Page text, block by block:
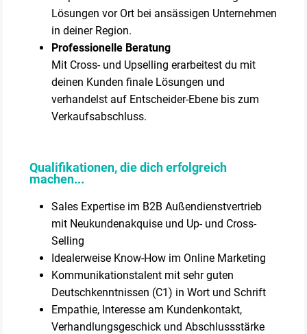
Lösungen vor Ort bei ansässigen Unternehmen
in deiner Region.
Professionelle Beratung
Mit Cross- und Upselling erarbeitest du mit
deinen Kunden finale Lösungen und
verhandelst auf Entscheider-Ebene bis zum
Verkaufsabschluss.
Qualifikationen, die dich erfolgreich
machen...
Sales Expertise im B2B Außendienstvertrieb
mit Neukundenakquise und Up- und Cross-
Selling
Idealerweise Know-How im Online Marketing
Kommunikationstalent mit sehr guten
Deutschkenntnissen (C1) in Wort und Schrift
Empathie, Interesse am Kundenkontakt,
Verhandlungsgeschick und Abschlussstärke